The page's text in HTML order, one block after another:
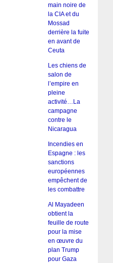
main noire de
la CIA et du
Mossad
derrière la fuite
en avant de
Ceuta
Les chiens de
salon de
l’empire en
pleine
activité…La
campagne
contre le
Nicaragua
Incendies en
Espagne : les
sanctions
européennes
empêchent de
les combattre
Al Mayadeen
obtient la
feuille de route
pour la mise
en œuvre du
plan Trump
pour Gaza